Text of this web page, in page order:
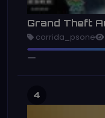
Grand Theft
corrida_psone
4